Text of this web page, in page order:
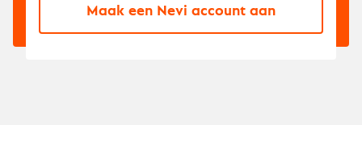
Maak een Nevi account aan